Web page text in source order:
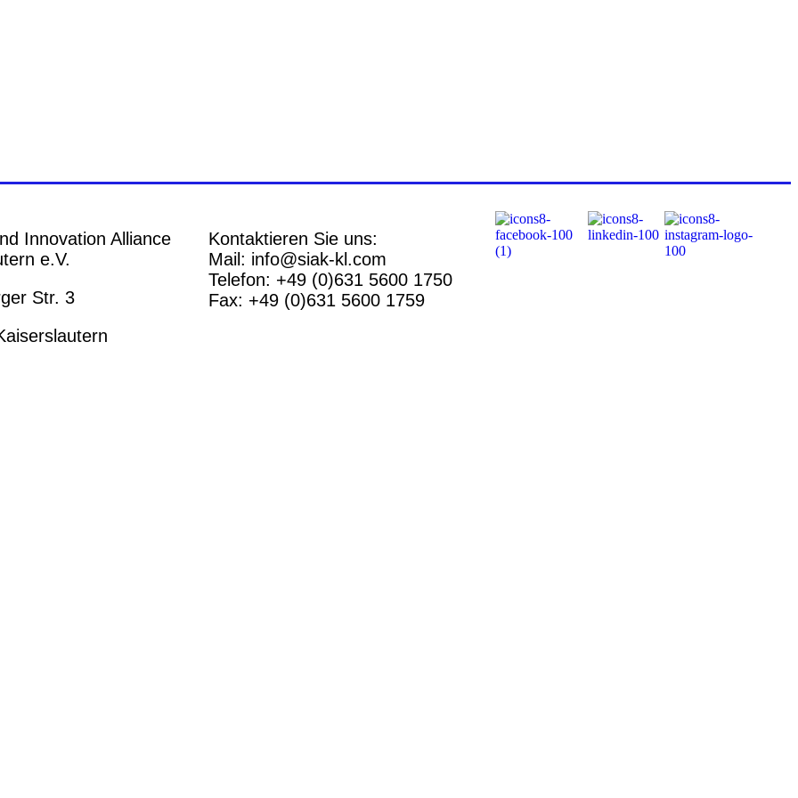
Innovation Alliance
e.V.
Str. 3
Kontaktieren Sie uns:
Mail: info@siak-kl.com
Telefon: +49 (0)631 5600 1750
Fax: +49 (0)631 5600 1759